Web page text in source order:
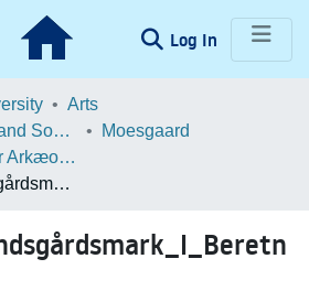
Log In (current)
Arts
School of Culture and Society
Moesgaard
Beretningsarkiv for Arkæologiske Undersøgelser
HAM4734_Lundsgårdsmark_I_Beretning